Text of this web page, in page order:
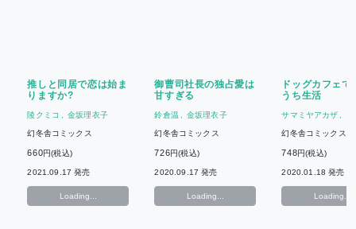
推しと同居で恋は始ま
りますか?
陵クミコ 金坂理衣子
幻冬舎コミックス
660円(税込)
2021.09.17 発売
Loading...
御曹司社長の独占愛は
甘すぎる
鈴倉温 金坂理衣子
幻冬舎コミックス
726円(税込)
2020.09.17 発売
Loading...
ドッグカフェで
うち生活
サマミヤアカザ
幻冬舎コミックス
748円(税込)
2020.01.18 発売
Loading...